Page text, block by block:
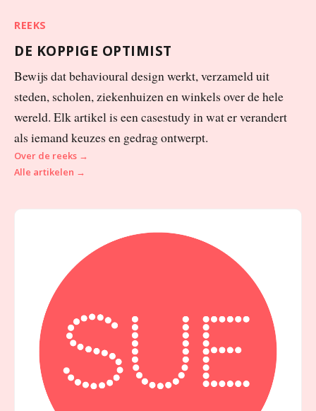
REEKS
DE KOPPIGE OPTIMIST
Bewijs dat behavioural design werkt, verzameld uit
steden, scholen, ziekenhuizen en winkels over de hele
wereld. Elk artikel is een casestudy in wat er verandert
als iemand keuzes en gedrag ontwerpt.
Over de reeks →
Alle artikelen →